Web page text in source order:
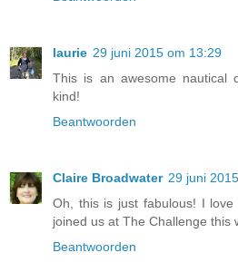
laurie 29 juni 2015 om 13:29
This is an awesome nautical
kind!
Beantwoorden
Claire Broadwater 29 juni
Oh, this is just fabulous! I
joined us at The Challenge this
Beantwoorden